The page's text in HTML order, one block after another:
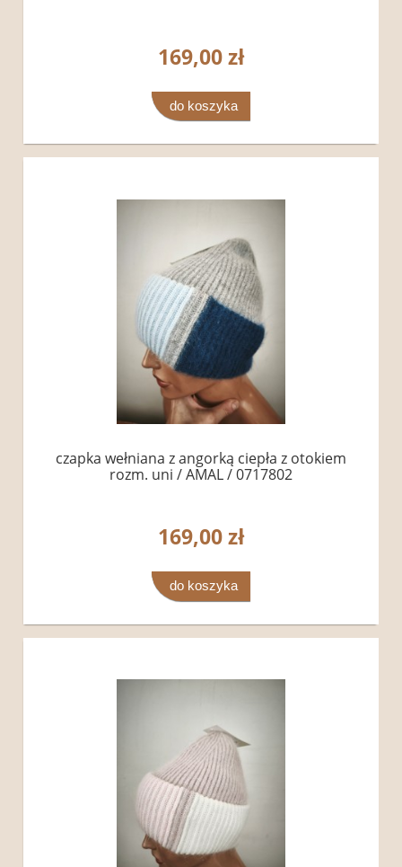
169,00 zł
do koszyka
czapka wełniana z angorką ciepła z otokiem
rozm. uni / AMAL / 0717802
169,00 zł
do koszyka